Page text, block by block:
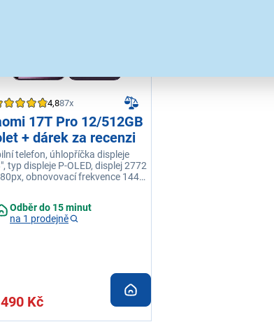
4,887x
17T Pro 12/512GB
+ dárek za recenzi
telefon, úhlopříčka displeje
typ displeje P-OLED, displej 2772
obnovovací frekvence 144
interní paměť 512 GB, barva
Odběr do 15 minut
na 1 prodejně
Kč